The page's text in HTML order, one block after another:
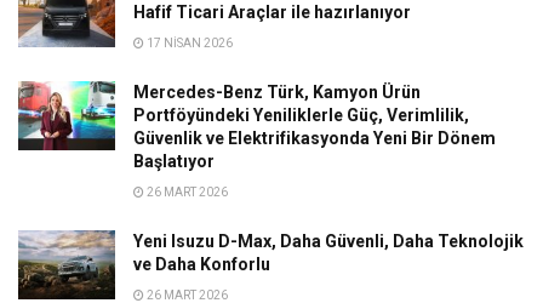
Hafif Ticari Araçlar ile hazırlanıyor
17 NISAN 2026
Mercedes-Benz Türk, Kamyon Ürün
Portföyündeki Yeniliklerle Güç, Verimlilik,
Güvenlik ve Elektrifikasyonda Yeni Bir Dönem
Başlatıyor
26 MART 2026
Yeni Isuzu D-Max, Daha Güvenli, Daha Teknolojik
ve Daha Konforlu
26 MART 2026